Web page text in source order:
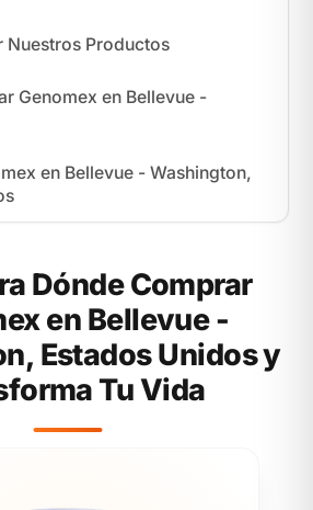
Nuestros Productos
Genomex en Bellevue -
en Bellevue - Washington,
Dónde Comprar
en Bellevue -
Estados Unidos y
Tu Vida